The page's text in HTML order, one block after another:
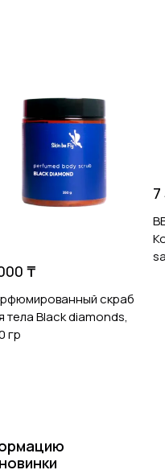
₸
скраб
тела Black diamonds,
гр